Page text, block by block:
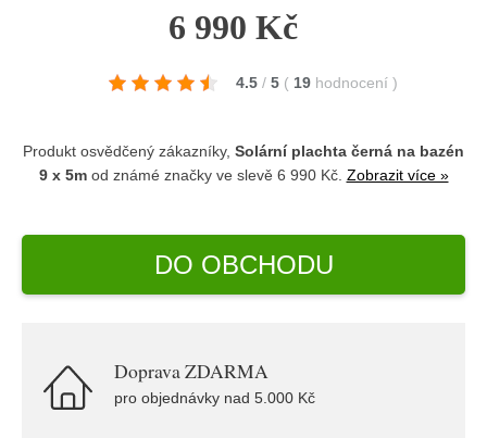
6 990 Kč
4.5 / 5 ( 19 hodnocení )
Produkt osvědčený zákazníky, Solární plachta černá na bazén
9 x 5mod známé značky ve slevě 6 990 Kč. Zobrazit více »
DO OBCHODU
Doprava ZDARMA
pro objednávky nad 5.000 Kč